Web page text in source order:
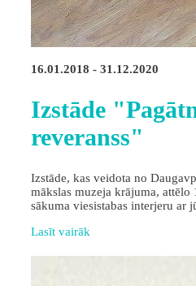
16.01.2018 - 31.12.2020
Izstāde
reveranss"
Izstāde, kas veidota no
mākslas muzeja krājuma, attēlo
sākuma viesistabas interjeru ar
Lasīt vairāk